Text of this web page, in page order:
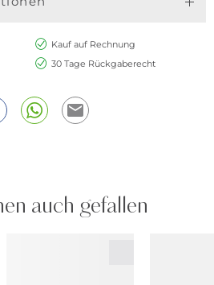
Kauf auf Rechnung
30 Tage Rückgaberecht
auch gefallen